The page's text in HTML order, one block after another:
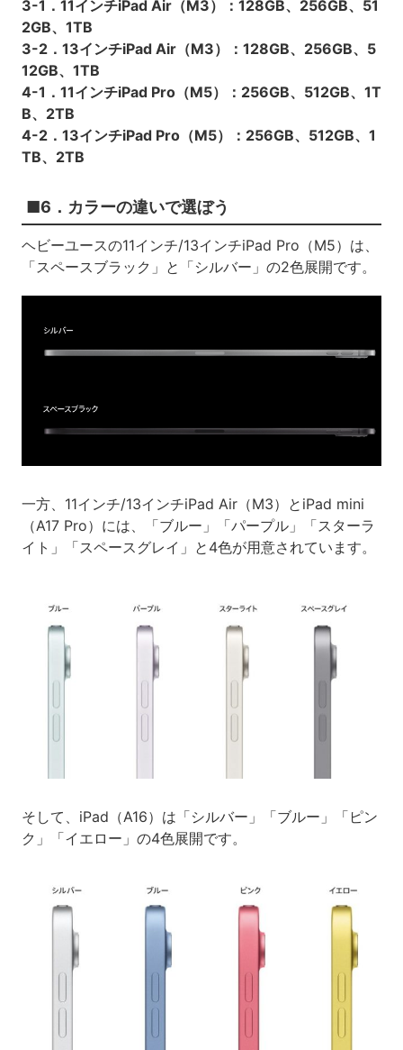
3-1．11インチiPad Air（M3）：128GB、256GB、51
2GB、1TB
3-2．13インチiPad Air（M3）：128GB、256GB、5
12GB、1TB
4-1．11インチiPad Pro（M5）：256GB、512GB、1T
B、2TB
4-2．13インチiPad Pro（M5）：256GB、512GB、1
TB、2TB
■6．カラーの違いで選ぼう
ヘビーユースの11インチ/13インチiPad Pro（M5）は、
「スペースブラック」と「シルバー」の2色展開です。
一方、11インチ/13インチiPad Air（M3）とiPad mini
（A17 Pro）には、「ブルー」「パープル」「スターラ
イト」「スペースグレイ」と4色が用意されています。
そして、iPad（A16）は「シルバー」「ブルー」「ピン
ク」「イエロー」の4色展開です。